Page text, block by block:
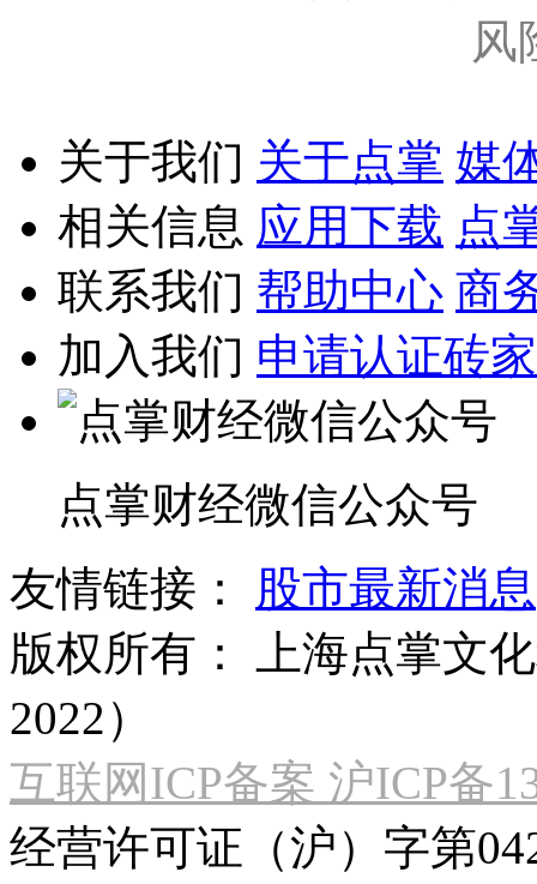
风
关于我们 关于点掌 媒
相关信息 应用下载 点
联系我们 帮助中心 商
加入我们 申请认证砖家
点掌财经微信公众号
友情链接：
股市最新消息
版权所有：
上海点掌文
2022）
互联网ICP备案 沪ICP备
经营许可证（沪）字第